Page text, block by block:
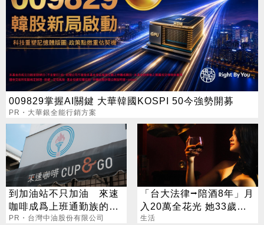
009829掌握AI關鍵 大華韓國KOSPI 50今強勢開募
PR・大華銀全能行銷方案
到加油站不只加油 來速
咖啡成爲上班通勤族的新
選擇
PR・台灣中油股份有限公司
「台大法律⭢陪酒8年」月
入20萬全花光 她33歲重
考醫牙：我只想賺錢
生活